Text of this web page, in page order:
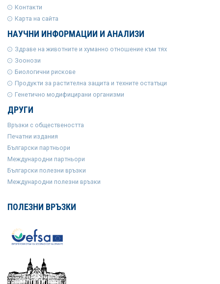
Контакти
Карта на сайта
НАУЧНИ ИНФОРМАЦИИ И АНАЛИЗИ
Здраве на животните и хуманно отношение към тях
Зоонози
Биологични рискове
Продукти за растителна защита и техните остатъци
Генетично модифицирани организми
ДРУГИ
Връзки с обществеността
Печатни издания
Български партньори
Международни партньори
Български полезни връзки
Международни полезни връзки
ПОЛЕЗНИ ВРЪЗКИ